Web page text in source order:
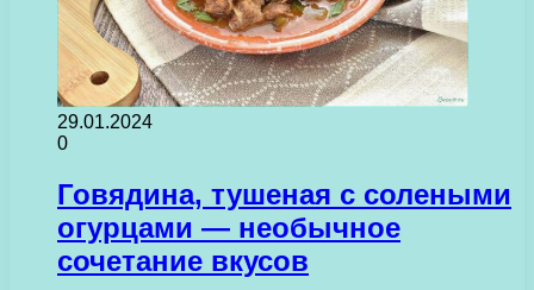
29.01.2024
0
Говядина, тушеная с солеными
огурцами — необычное
сочетание вкусов